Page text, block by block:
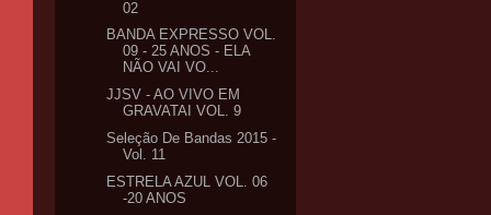
02
BANDA EXPRESSO VOL.
09 - 25 ANOS - ELA
NÃO VAI VO...
JJSV - AO VIVO EM
GRAVATAI VOL. 9
Seleção De Bandas 2015 -
Vol. 11
ESTRELA AZUL VOL. 06
-20 ANOS